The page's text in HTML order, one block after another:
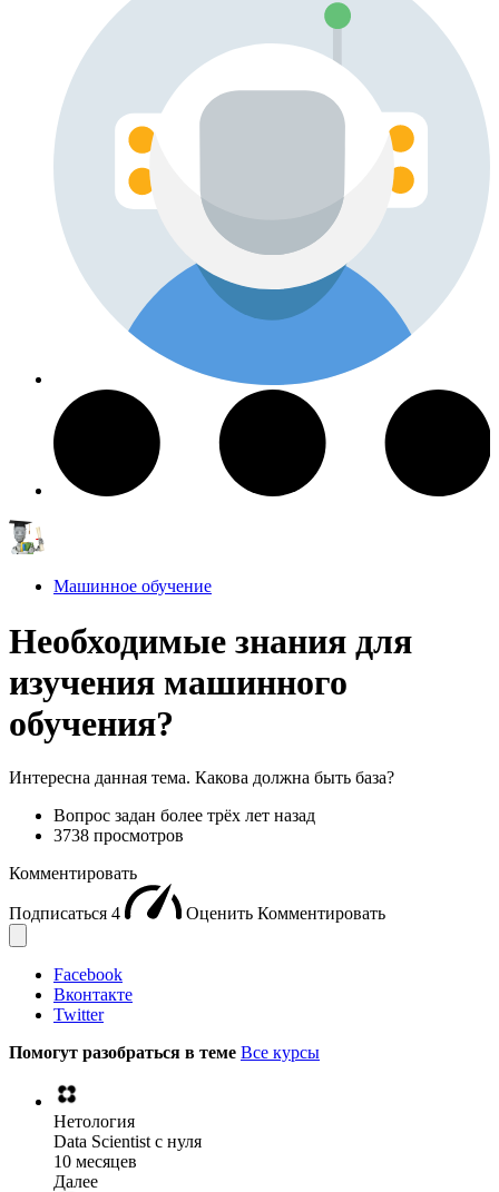
Машинное обучение
Необходимые знания для
изучения машинного
обучения?
Интересна данная тема. Какова должна быть база?
Вопрос задан более трёх лет назад
3738 просмотров
Комментировать
Подписаться 4 Оценить Комментировать
Facebook
Вконтакте
Twitter
Помогут разобраться в теме Все курсы
Нетология
Data Scientist с нуля
10 месяцев
Далее